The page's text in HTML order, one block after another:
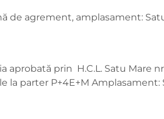
de agrement, amplasament:
prin H.C.L. Satu Mare nr.
parter P+4E+M Amplasament: